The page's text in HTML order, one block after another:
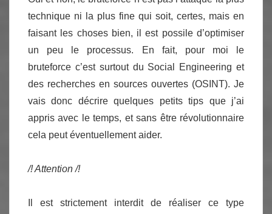
technique ni la plus fine qui soit, certes, mais en
faisant les choses bien, il est possile d’optimiser
un peu le processus. En fait, pour moi le
bruteforce c’est surtout du Social Engineering et
des recherches en sources ouvertes (OSINT). Je
vais donc décrire quelques petits tips que j’ai
appris avec le temps, et sans être révolutionnaire
cela peut éventuellement aider.
/! Attention /!
Il est strictement interdit de réaliser ce type